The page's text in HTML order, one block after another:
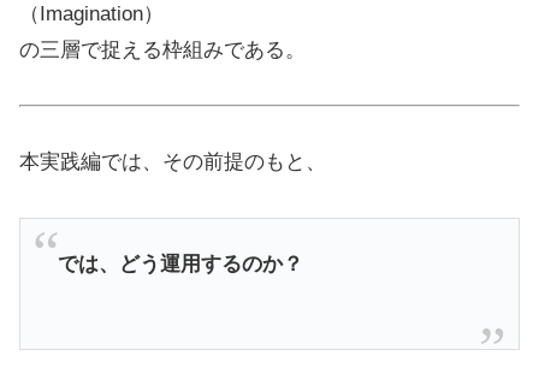
（Imagination）
の三層で捉える枠組みである。
本実践編では、その前提のもと、
では、どう運用するのか？